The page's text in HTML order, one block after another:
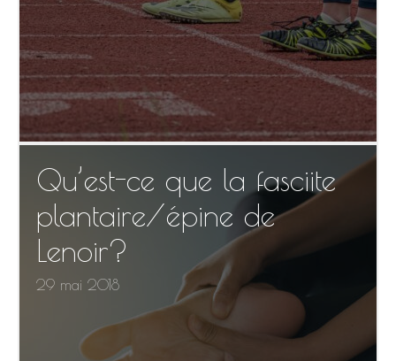
Qu’est-ce que la fasciite
plantaire/épine de
Lenoir?
29 mai 2018